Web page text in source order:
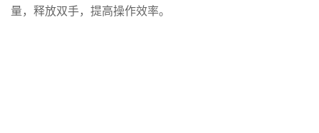
量，释放双手，提高操作效率。